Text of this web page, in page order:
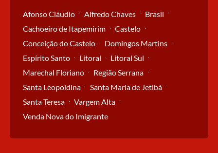
Afonso Cláudio Alfredo Chaves
Brasil
Cachoeiro de Itapemirim
Castelo
Conceição do Castelo
Domingos Martins
Espírito Santo
Litoral
Litoral Sul
Marechal Floriano
Região Serrana
Santa Leopoldina
Santa Maria de Jetibá
Santa Teresa
Vargem Alta
Venda Nova do Imigrante